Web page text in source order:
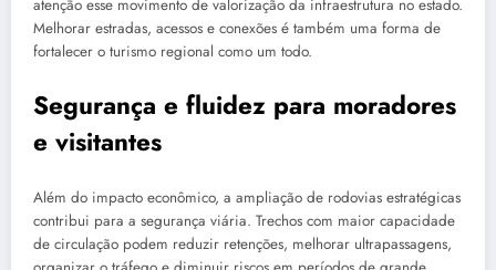
atenção esse movimento de valorização da infraestrutura no estado.
Melhorar estradas, acessos e conexões é também uma forma de
fortalecer o turismo regional como um todo.
Segurança e fluidez para moradores
e visitantes
Além do impacto econômico, a ampliação de rodovias estratégicas
contribui para a segurança viária. Trechos com maior capacidade
de circulação podem reduzir retenções, melhorar ultrapassagens,